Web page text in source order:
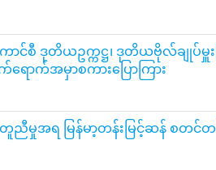
ောင်စီ ဒုတိယဥက္ကဋ္ဌ၊ ဒုတိယဗိုလ်ချု
ာက်အမှာစကားပြောကြား
ာတူညီမှုအရ မြန်မာ့တန်းမြင့်ဆန် စတင်